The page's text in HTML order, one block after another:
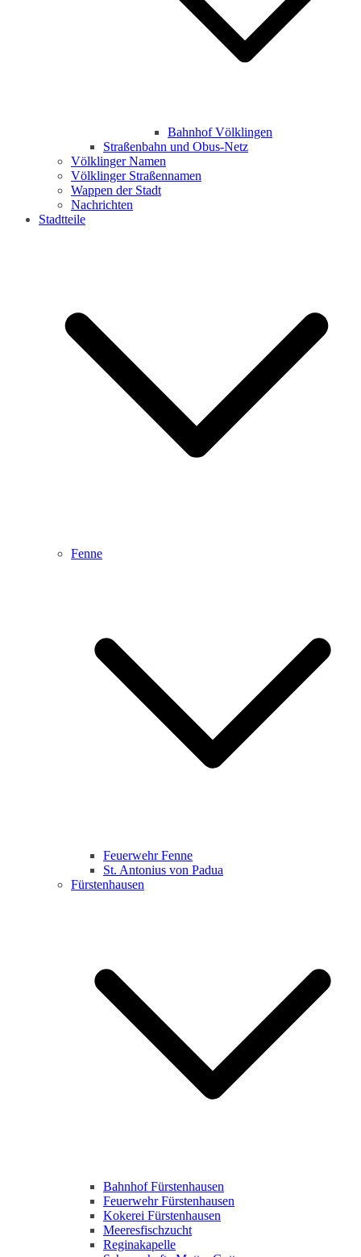
Bahnhof Völklingen
Straßenbahn und Obus-Netz
Völklinger Namen
Völklinger Straßennamen
Wappen der Stadt
Nachrichten
Stadtteile
Fenne
Feuerwehr Fenne
St. Antonius von Padua
Fürstenhausen
Bahnhof Fürstenhausen
Feuerwehr Fürstenhausen
Kokerei Fürstenhausen
Meeresfischzucht
Reginakapelle